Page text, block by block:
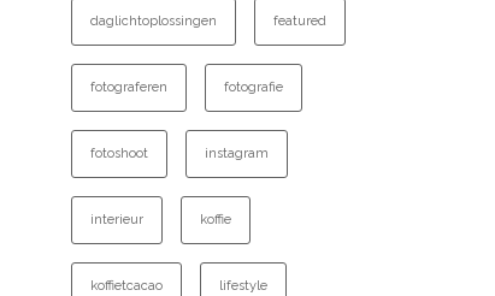
daglichtoplossingen featured
fotograferen fotografie
fotoshoot instagram
interieur koffie
koffietcacao lifestyle